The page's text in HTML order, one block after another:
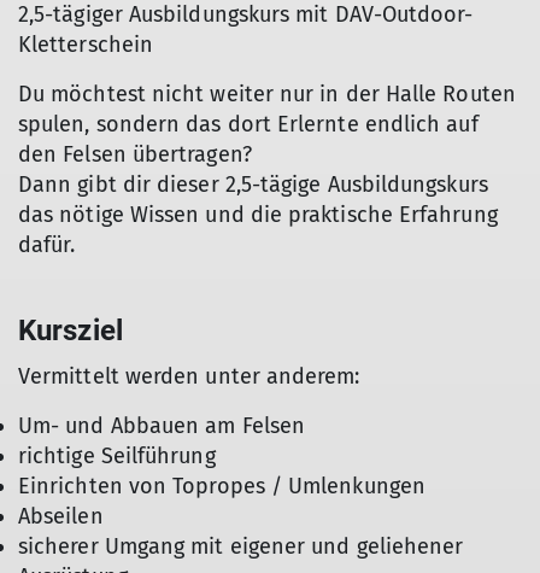
2,5-tägiger Ausbildungskurs mit DAV-Outdoor-
Kletterschein
Du möchtest nicht weiter nur in der Halle Routen
spulen, sondern das dort Erlernte endlich auf
den Felsen übertragen?
Dann gibt dir dieser 2,5-tägige Ausbildungskurs
das nötige Wissen und die praktische Erfahrung
dafür.
Kursziel
Vermittelt werden unter anderem:
Um- und Abbauen am Felsen
richtige Seilführung
Einrichten von Topropes / Umlenkungen
Abseilen
sicherer Umgang mit eigener und geliehener